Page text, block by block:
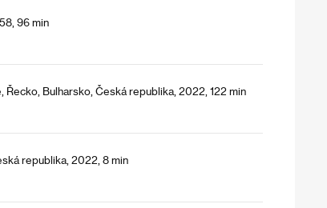
96 min
Řecko, Bulharsko, Česká republika, 2022, 122 min
republika, 2022, 8 min